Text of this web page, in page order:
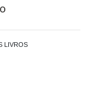
LIVROS